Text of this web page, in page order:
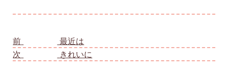
前
最近は
次
きれいに